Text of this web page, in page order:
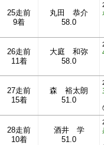
25走前
9着
丸田 恭介
58.0
26走前
11着
大庭 和弥
58.0
27走前
15着
森 裕太朗
51.0
28走前
10着
酒井 学
51.0